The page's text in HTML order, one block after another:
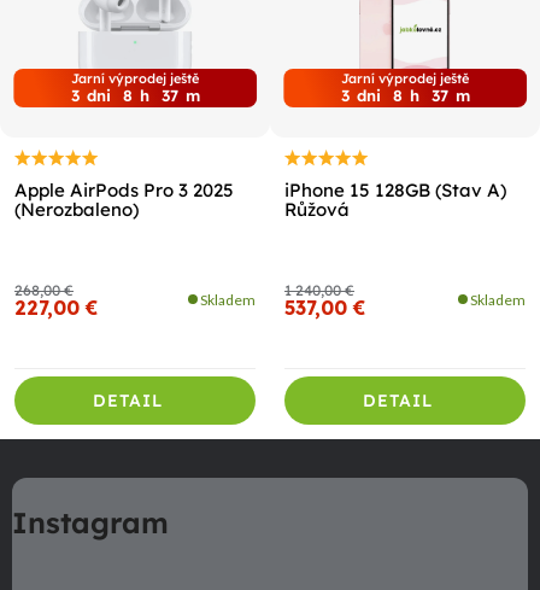
Jarní výprodej ještě
3 dni 8 h 37 m
Apple AirPods Pro 3 2025
(Nerozbaleno)
268,00 €
227,00 € Skladem
DETAIL
Jarní výprodej ještě
3 dni 8 h 37 m
iPhone 15 128GB (Stav A)
Růžová
1 240,00 €
537,00 € Skladem
DETAIL
á
pInstagram